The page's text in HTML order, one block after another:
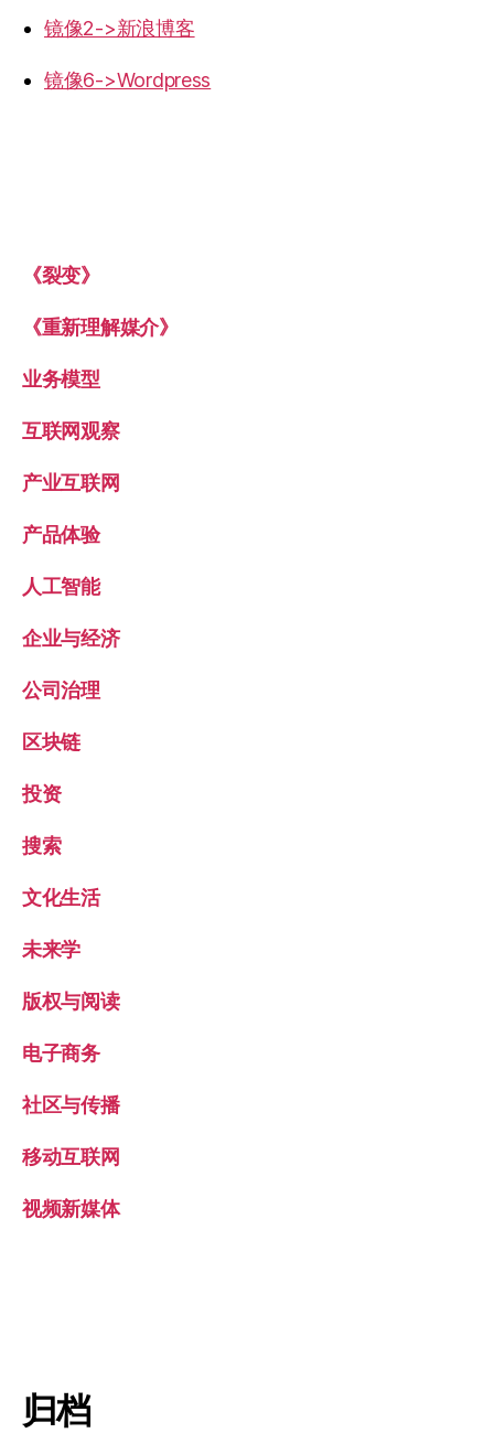
镜像2->新浪博客
镜像6->Wordpress
《裂变》
《重新理解媒介》
业务模型
互联网观察
产业互联网
产品体验
人工智能
企业与经济
公司治理
区块链
投资
搜索
文化生活
未来学
版权与阅读
电子商务
社区与传播
移动互联网
视频新媒体
归档